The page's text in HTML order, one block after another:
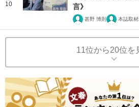
10
言》
甚野 博則 本誌取
11位から20位を